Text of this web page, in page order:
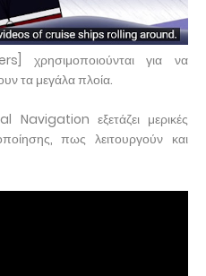
χρησιμοποιούνται για να
τα μεγάλα πλοία.
Navigation εξετάζει μερικές
πως λειτουργούν και